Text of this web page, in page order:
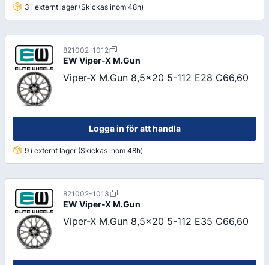
3 i externt lager (Skickas inom 48h)
821002-1012
EW Viper-X M.Gun
Viper-X M.Gun 8,5x20 5-112 E28 C66,60
Logga in för att handla
9 i externt lager (Skickas inom 48h)
821002-1013
EW Viper-X M.Gun
Viper-X M.Gun 8,5x20 5-112 E35 C66,60